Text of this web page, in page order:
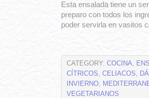
Esta ensalada tiene un
preparo con todos los
poder servirla en vasitos
CATEGORY: COCINA,
CÍTRICOS, CELIACOS,
INVIERNO,
VEGETARIANOS